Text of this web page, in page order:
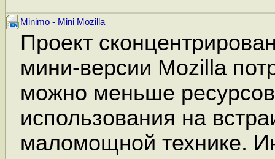
Minimo - Mini Mozilla
Проект
мини-версии Mozilla
можно меньше
использования на
маломощной технике.